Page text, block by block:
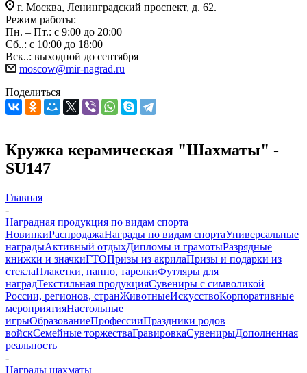
г. Москва, Ленинградский проспект, д. 62.
Режим работы:
Пн. – Пт.: с 9:00 до 20:00
Сб..: с 10:00 до 18:00
Вск..: выходной до сентября
moscow@mir-nagrad.ru
Поделиться
Кружка керамическая "Шахматы" -
SU147
Главная
-
Наградная продукция по видам спорта
НовинкиРаспродажаНаграды по видам спортаУниверсальные
наградыАктивный отдыхДипломы и грамотыРазрядные
книжки и значкиГТОПризы из акрилаПризы и подарки из
стеклаПлакетки, панно, тарелкиФутляры для
наградТекстильная продукцияСувениры с символикой
России, регионов, странЖивотныеИскусствоКорпоративные
мероприятияНастольные
игрыОбразованиеПрофессииПраздники родов
войскСемейные торжестваГравировкаСувенирыДополненная
реальность
-
Награды шахматы